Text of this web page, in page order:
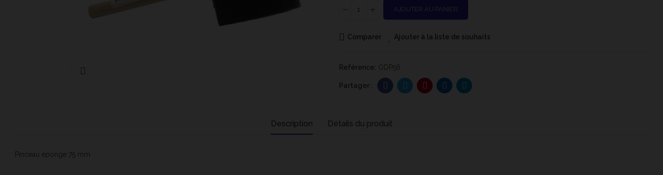
AJOUTER AU PANIER
Comparer Ajouter à la liste de souhaits
Reférence: ODP56
Description Détails du produit
Pinceau éponge 75 mm